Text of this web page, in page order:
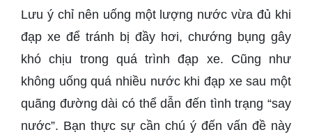
Lưu ý chỉ nên uống một lượng nước vừa đủ khi
đạp xe để tránh bị đầy hơi, chướng bụng gây
khó chịu trong quá trình đạp xe. Cũng như
không uống quá nhiều nước khi đạp xe sau một
quãng đường dài có thể dẫn đến tình trạng “say
nước”. Bạn thực sự cần chú ý đến vấn đề này